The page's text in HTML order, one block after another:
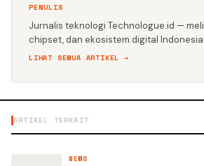
PENULIS
Jurnalis teknologi Technologue.id —
chipset, dan ekosistem digital Indonesia.
LIHAT SEMUA ARTIKEL →
ARTIKEL TERKAIT
NEWS